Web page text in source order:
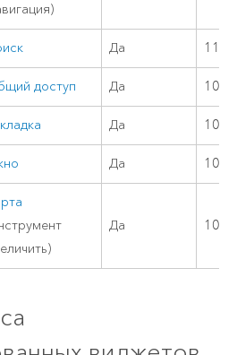
Да 11.0
доступ Да
Да 10.9
Да 10.9
Да